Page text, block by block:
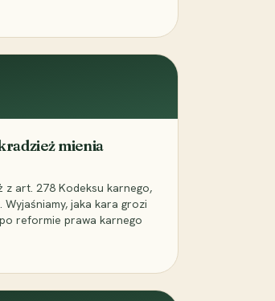
mienia
z art. 278 Kodeksu karnego,
jaka kara grozi
reformie prawa karnego